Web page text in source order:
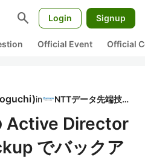
search Login Signup
Official Event Official
)in NTTデータ先端技術
Active Director
でバックア